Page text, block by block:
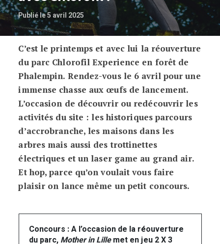
Publié le 5 avril 2025
Dans les airs et la forêt avec Chlorofil !
C’est le printemps et avec lui la réouverture
du parc Chlorofil Experience en forêt de
Phalempin. Rendez-vous le 6 avril pour une
immense chasse aux œufs de lancement.
L’occasion de découvrir ou redécouvrir les
activités du site : les historiques parcours
d’accrobranche, les maisons dans les
arbres mais aussi des trottinettes
électriques et un laser game au grand air.
Et hop, parce qu’on voulait vous faire
plaisir on lance même un petit concours.
Concours : A l’occasion de la réouverture
du parc, Mother in Lillemet en jeu 2 X 3